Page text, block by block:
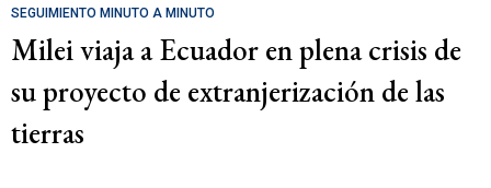
SEGUIMIENTO MINUTO A MINUTO
Milei viaja a Ecuador en plena crisis de
su proyecto de extranjerización de las
tierras